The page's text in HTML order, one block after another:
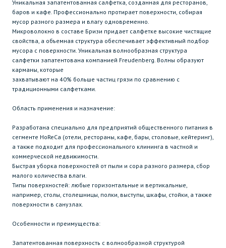
Уникальная запатентованная салфетка, созданная для ресторанов,
баров и кафе. Профессионально протирает поверхности, собирая
мусор разного размера и влагу одновременно.
Микроволокно в составе Бризи придает салфетке высокие чистящие
свойства, а объемная структура обеспечивает эффективный подбор
мусора с поверхности. Уникальная волнообразная структура
салфетки запатентована компанией Freudenberg. Волны образуют
карманы, которые
захватывают на 40% больше частиц грязи по сравнению с
традиционными салфетками.
Область применения и назначение:
Разработана специально для предприятий общественного питания в
сегменте HoReCa (отели, рестораны, кафе, бары, столовые, кейтеринг),
а также подходит для профессионального клининга в частной и
коммерческой недвижимости.
Быстрая уборка поверхностей от пыли и сора разного размера, сбор
малого количества влаги.
Типы поверхностей: любые горизонтальные и вертикальные,
например, столы, столешницы, полки, выступы, шкафы, стойки, а также
поверхности в санузлах.
Особенности и преимущества:
Запатентованная поверхность с волнообразной структурой